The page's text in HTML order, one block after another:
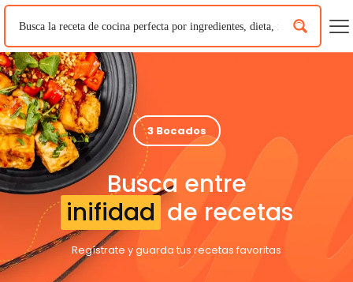
3 Bocados
Busca entre
inifidad de recetas
Regístrate y guarda tus recetas favoritas